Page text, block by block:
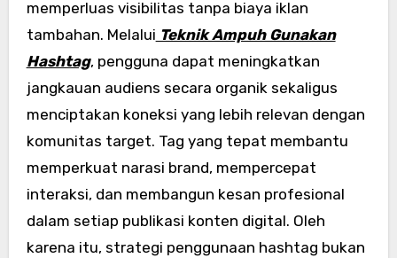
memperluas visibilitas tanpa biaya iklan
tambahan. Melalui Teknik Ampuh Gunakan
Hashtag, pengguna dapat meningkatkan
jangkauan audiens secara organik sekaligus
menciptakan koneksi yang lebih relevan dengan
komunitas target. Tag yang tepat membantu
memperkuat narasi brand, mempercepat
interaksi, dan membangun kesan profesional
dalam setiap publikasi konten digital. Oleh
karena itu, strategi penggunaan hashtag bukan